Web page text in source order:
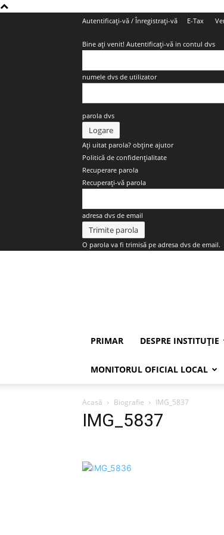
Autentificați-vă / Înregistrați-vă E-Tax
Bine ați venit! Autentificați-vă in contul dvs
numele dvs de utilizator
parola dvs
Ați uitat parola? obține ajutor
Politică de confidențialitate
Recuperare parola
Recuperați-vă parola
adresa dvs de email
O parola va fi trimisă pe adresa dvs de email.
PRIMAR DESPRE INSTITUȚIE
MONITORUL OFICIAL LOCAL
Acasă Biografie IMG_5837
IMG_5837